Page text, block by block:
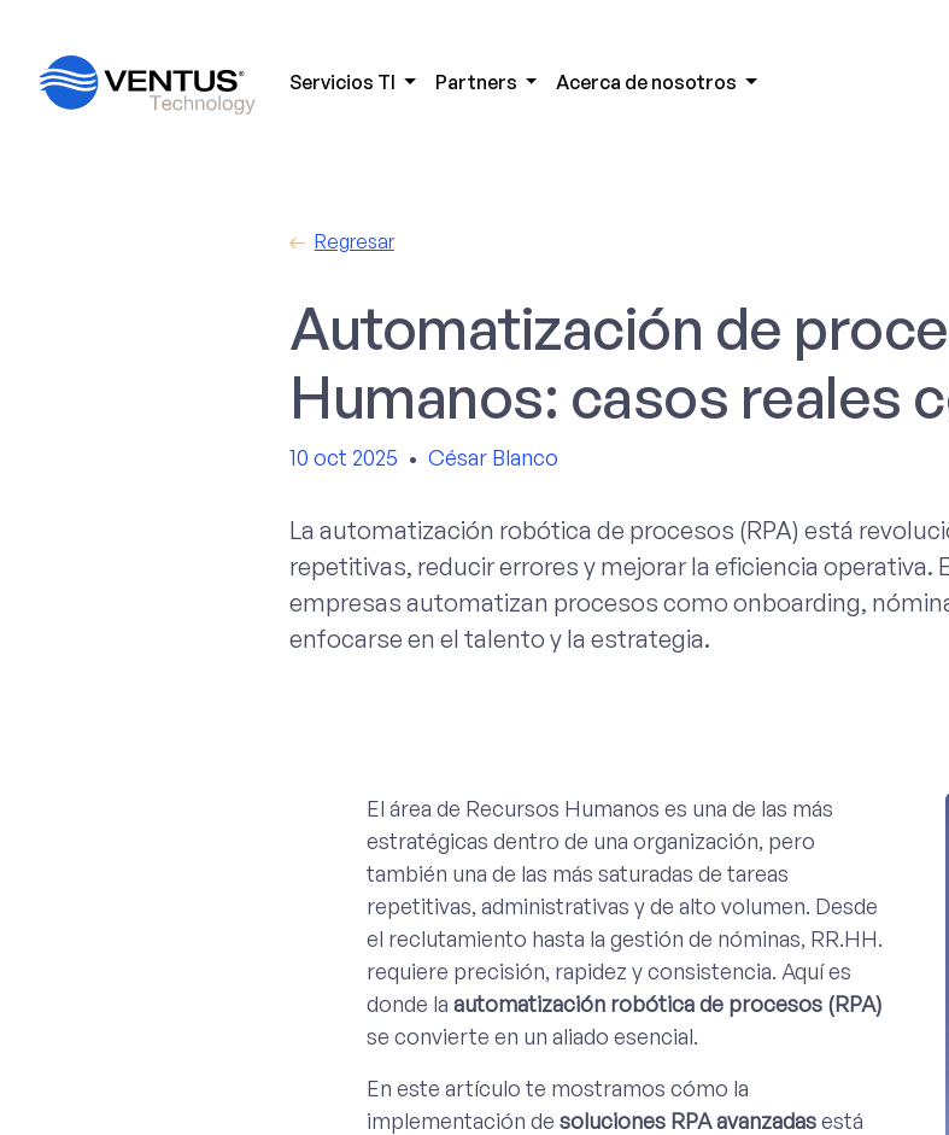
Servicios TI Partners Acerca de nosotros
Regresar
Automatización de
Humanos: casos reales
10 oct 2025 • César Blanco
La automatización robótica de procesos (RPA) está
repetitivas, reducir errores y mejorar la eficiencia
empresas automatizan procesos como onboarding,
enfocarse en el talento y la estrategia.
El área de Recursos Humanos es una de las más
estratégicas dentro de una organización, pero
también una de las más saturadas de tareas
repetitivas, administrativas y de alto volumen. Desde
el reclutamiento hasta la gestión de nóminas, RR.HH.
requiere precisión, rapidez y consistencia. Aquí es
donde la automatización robótica de procesos (RPA)
se convierte en un aliado esencial.
En este artículo te mostramos cómo la
implementación de soluciones RPA avanzadasestá